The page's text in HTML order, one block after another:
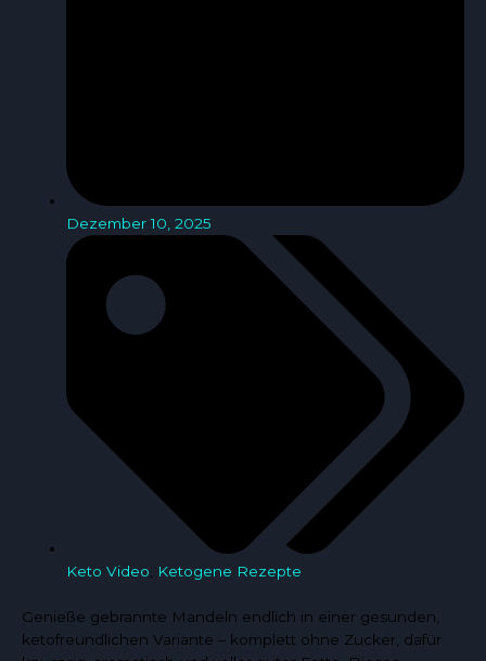
Dezember 10, 2025
Keto Video Ketogene Rezepte
Genieße gebrannte Mandeln endlich in einer gesunden,
ketofreundlichen Variante – komplett ohne Zucker, dafür